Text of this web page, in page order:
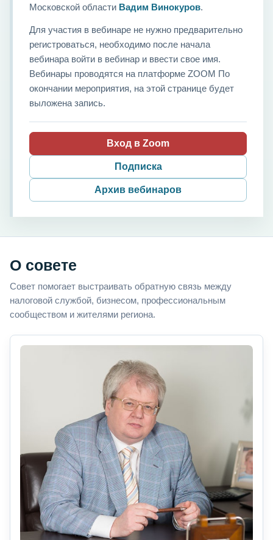
Московской области Вадим Винокуров.
Для участия в вебинаре не нужно предварительно
регистроваться, необходимо после начала
вебинара войти в вебинар и ввести свое имя.
Вебинары проводятся на платформе ZOOM По
окончании мероприятия, на этой странице будет
выложена запись.
Вход в Zoom
Подписка
Архив вебинаров
О совете
Совет помогает выстраивать обратную связь между
налоговой службой, бизнесом, профессиональным
сообществом и жителями региона.